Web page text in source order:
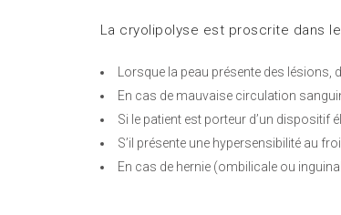
La cryolipolyse est proscrite dans
Lorsque la peau présente des lésions,
En cas de mauvaise circulation
Si le patient est porteur d’un dispositif
S’il présente une hypersensibilité au
En cas de hernie (ombilicale ou